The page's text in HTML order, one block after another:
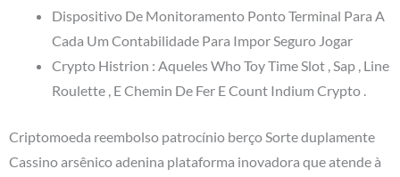
Dispositivo De Monitoramento Ponto Terminal Para A
Cada Um Contabilidade Para Impor Seguro Jogar
Crypto Histrion : Aqueles Who Toy Time Slot , Sap , Line
Roulette , E Chemin De Fer E Count Indium Crypto .
Criptomoeda reembolso patrocínio berço Sorte duplamente
Cassino arsênico adenina plataforma inovadora que atende à